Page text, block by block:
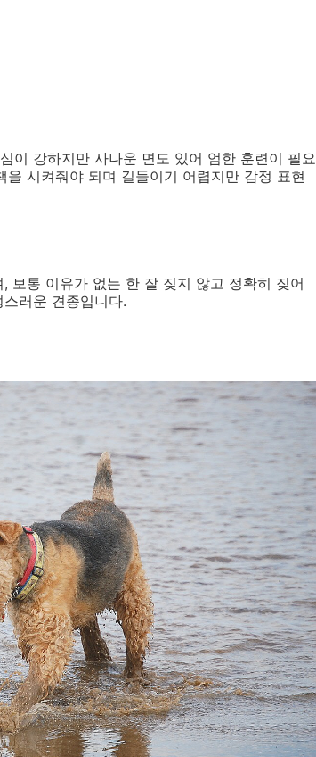
이 강하지만 사나운 면도 있어 엄한 훈련이 필요
시켜줘야 되며 길들이기 어렵지만 감정 표현
보통 이유가 없는 한 잘 짖지 않고 정확히 짖어
러운 견종입니다.